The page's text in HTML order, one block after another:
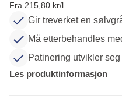
Fra 215,80 kr/l
Gir treverket en
Må etterbehandles
Patinering utvikler seg
Les produktinformasjon